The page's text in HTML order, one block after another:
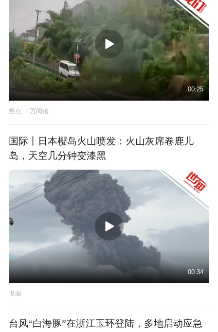
00:25
热点 1万阅读
国际丨日本樱岛火山喷发：火山灰席卷鹿儿
岛，天空几分钟变漆黑
00:34
世面
台风“白海豚”在浙江玉环登陆，多地启动应急